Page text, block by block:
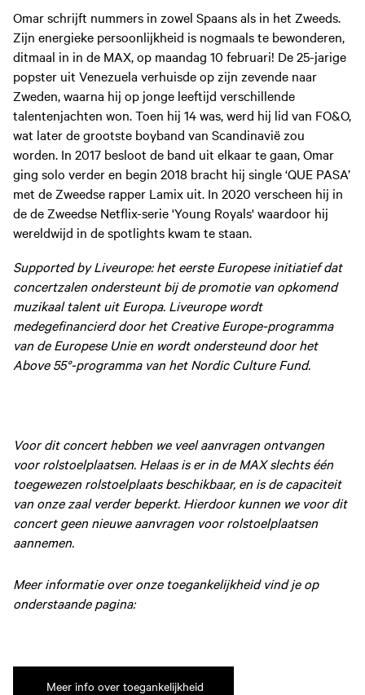
Omar schrijft nummers in zowel Spaans als in het Zweeds.
Zijn energieke persoonlijkheid is nogmaals te bewonderen,
ditmaal in in de MAX, op maandag 10 februari! De 25-jarige
popster uit Venezuela verhuisde op zijn zevende naar
Zweden, waarna hij op jonge leeftijd verschillende
talentenjachten won. Toen hij 14 was, werd hij lid van FO&O,
wat later de grootste boyband van Scandinavië zou
worden. In 2017 besloot de band uit elkaar te gaan, Omar
ging solo verder en begin 2018 bracht hij single ‘QUE PASA’
met de Zweedse rapper Lamix uit. In 2020 verscheen hij in
de de Zweedse Netflix-serie 'Young Royals' waardoor hij
wereldwijd in de spotlights kwam te staan.
Supported by Liveurope: het eerste Europese initiatief dat
concertzalen ondersteunt bij de promotie van opkomend
muzikaal talent uit Europa. Liveurope wordt
medegefinancierd door het Creative Europe-programma
van de Europese Unie en wordt ondersteund door het
Above 55°-programma van het Nordic Culture Fund.
Voor dit concert hebben we veel aanvragen ontvangen
voor rolstoelplaatsen. Helaas is er in de MAX slechts één
toegewezen rolstoelplaats beschikbaar, en is de capaciteit
van onze zaal verder beperkt. Hierdoor kunnen we voor dit
concert geen nieuwe aanvragen voor rolstoelplaatsen
aannemen.
Meer informatie over onze toegankelijkheid vind je op
onderstaande pagina:
Meer info over toegankelijkheid